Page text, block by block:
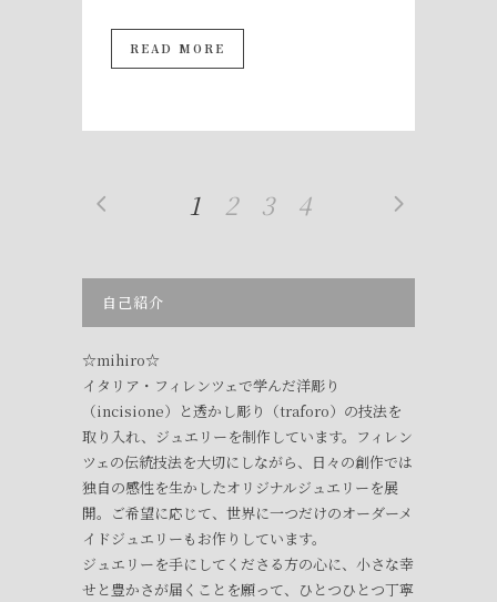
READ MORE
1 2 3 4
自己紹介
☆mihiro☆
イタリア・フィレンツェで学んだ洋彫り
（incisione）と透かし彫り（traforo）の技法を
取り入れ、ジュエリーを制作しています。フィレン
ツェの伝統技法を大切にしながら、日々の創作では
独自の感性を生かしたオリジナルジュエリーを展
開。ご希望に応じて、世界に一つだけのオーダーメ
イドジュエリーもお作りしています。
ジュエリーを手にしてくださる方の心に、小さな幸
せと豊かさが届くことを願って、ひとつひとつ丁寧